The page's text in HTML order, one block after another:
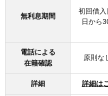
無利息期間
初回借入
日から
電話による
在籍確認
原則な
詳細 詳細は